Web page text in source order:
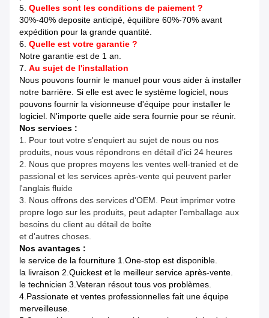
5. Quelles sont les conditions de paiement ?
30%-40% deposite anticipé, équilibre 60%-70% avant
expédition pour la grande quantité.
6. Quelle est votre garantie ?
Notre garantie est de 1 an.
7. Au sujet de l'installation
Nous pouvons fournir le manuel pour vous aider à installer
notre barrière. Si elle est avec le système logiciel, nous
pouvons fournir la visionneuse d'équipe pour installer le
logiciel. N'importe quelle aide sera fournie pour se réunir.
Nos services :
1. Pour tout votre s'enquiert au sujet de nous ou nos
produits, nous vous répondrons en détail d'ici 24 heures
2. Nous que propres moyens les ventes well-tranied et de
passional et les services après-vente qui peuvent parler
l'anglais fluide
3. Nous offrons des services d'OEM. Peut imprimer votre
propre logo sur les produits, peut adapter l'emballage aux
besoins du client au détail de boîte
et d'autres choses.
Nos avantages :
le service de la fourniture 1.One-stop est disponible.
la livraison 2.Quickest et le meilleur service après-vente.
le technicien 3.Veteran résout tous vos problèmes.
4.Passionate et ventes professionnelles fait une équipe
merveilleuse.